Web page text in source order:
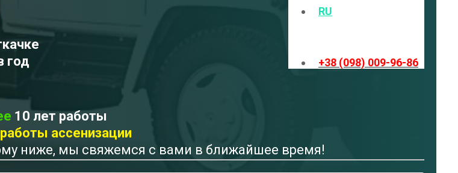
RU
+38 (098) 009-96-86
год
10 лет работы
работы ассенизации
ниже, мы свяжемся с вами в ближайшее время!